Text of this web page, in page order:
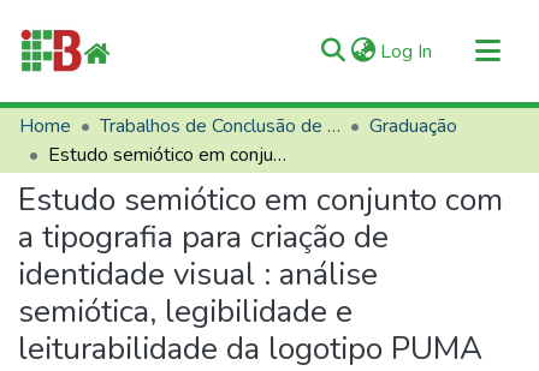
Log In (current)
Communities & Collections
All of RIIFB
Manuals and Terms
Statistics
About RIIFB
Help
Contacts
Home Trabalhos de Conclusão de Curso (TCCs)
Graduação
Estudo semiótico em conjunto com a tipografia para criação de identidade visual : análise semiótica, legibilidade e leiturabilidade da logotipo PUMA
Estudo semiótico em conjunto com
a tipografia para criação de
identidade visual : análise
semiótica, legibilidade e
leiturabilidade da logotipo PUMA